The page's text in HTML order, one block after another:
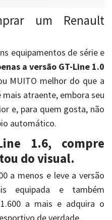
um Renault
equipamentos de série e
a versão GT-Line 1.0
MUITO melhor do que a
atraente, embora seu
e, para quem gosta, não
automático.
1.6, compre
do visual.
a menos e leve a versão
equipada e também
a mais e adquira o
de verdade.